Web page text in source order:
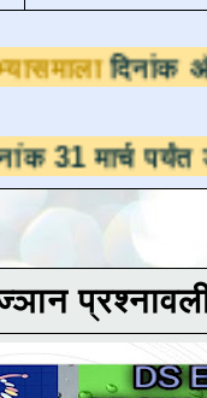
दैनंदिन